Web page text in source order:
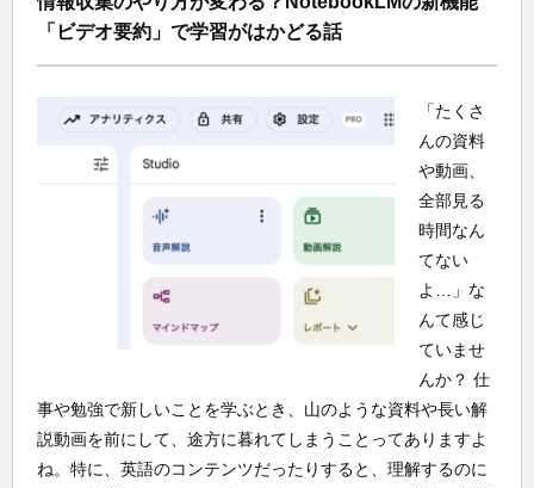
「ビデオ要約」で学習がはかどる話
「たくさ
んの資料
や動画、
全部見る
時間なん
てない
よ…」な
んて感じ
ていませ
んか？ 仕
事や勉強で新しいことを学ぶとき、山のような資料や長い解
説動画を前にして、途方に暮れてしまうことってありますよ
ね。特に、英語のコンテンツだったりすると、理解するのに